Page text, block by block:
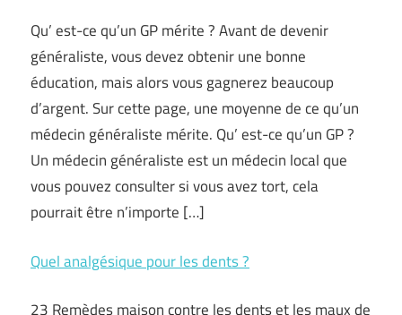
Qu’ est-ce qu’un GP mérite ? Avant de devenir
généraliste, vous devez obtenir une bonne
éducation, mais alors vous gagnerez beaucoup
d’argent. Sur cette page, une moyenne de ce qu’un
médecin généraliste mérite. Qu’ est-ce qu’un GP ?
Un médecin généraliste est un médecin local que
vous pouvez consulter si vous avez tort, cela
pourrait être n’importe […]
Quel analgésique pour les dents ?
23 Remèdes maison contre les dents et les maux de